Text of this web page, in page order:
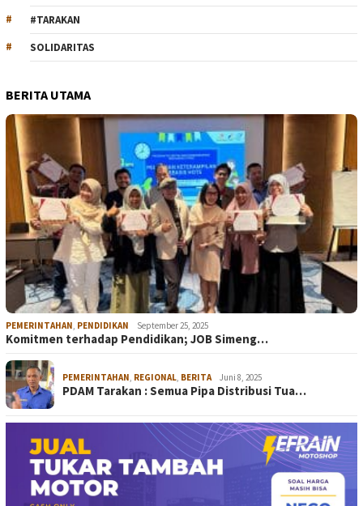
#TARAKAN
SOLIDARITAS
BERITA UTAMA
PEMERINTAHAN, PENDIDIKAN September 25, 2025
Komitmen terhadap Pendidikan; JOB Simeng…
PEMERINTAHAN, REGIONAL, BERITA Juni 8, 2025
PDAM Tarakan : Semua Pipa Distribusi Tua…